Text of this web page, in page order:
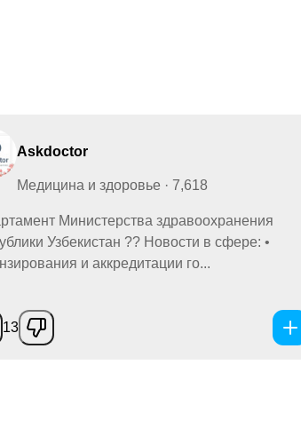
Askdoctor
Медицина и здоровье · 7,618
Министерства здравоохранения
Узбекистан ?? Новости в сфере: •
и аккредитации го...
13